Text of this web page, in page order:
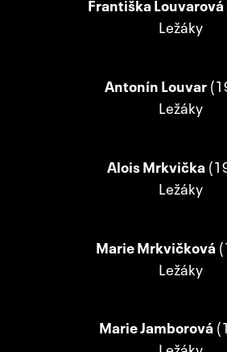
Františka Louvarová
Ležáky
Antonín Louvar
Ležáky
Alois Mrkvička
Ležáky
Marie Mrkvičková
Ležáky
Marie Jamborová